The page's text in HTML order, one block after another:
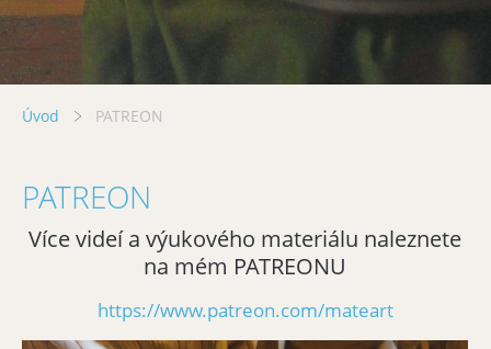
Úvod PATREON
PATREON
Více videí a výukového materiálu naleznete
na mém PATREONU
https://www.patreon.com/mateart